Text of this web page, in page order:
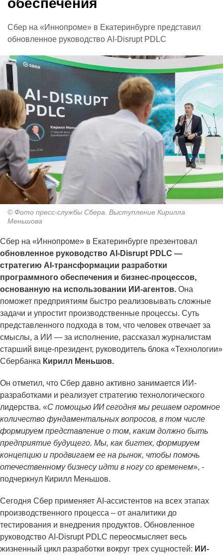
обеспечения
Сбер на «Иннопроме» в Екатеринбурге представил
обновленное руководство AI-Disrupt PDLC
© Фото пресс-службы Сбера. Выступление Кирилла
Меньшова
Сбер на «Иннопроме» в Екатеринбурге презентовал
обновленное руководство AI-Disrupt PDLC —
стратегию AI-трансформации разработки
программного обеспечения и бизнес-процессов,
основанную на использовании ИИ-агентов. Она
поможет предприятиям быстро реализовывать сложные
задачи и упростит производственные процессы. Суть
представленного подхода в том, что человек отвечает за
смыслы, а ИИ — за исполнение, рассказал журналистам
старший вице-президент, руководитель блока «Технологии»
Сбербанка Кирилл Меньшов.
Он отметил, что Сбер давно активно занимается ИИ-
разработками и реализует стратегию технологического
лидерства. «С помощью ИИ сегодня мы решаем огромное
количество фундаментальных вопросов, в том числе
формируем представление о том, каким должно быть
предприятие будущего. Мы, как бигтех, формируем
концепцию и продвигаем ее на рынок, чтобы помочь
отечественному бизнесу идти в ногу со временем», -
подчеркнул Кирилл Меньшов.
Сегодня Сбер применяет AI-ассистентов на всех этапах
производственного процесса – от аналитики до
тестирования и внедрения продуктов. Обновленное
руководство AI-Disrupt PDLC переосмысляет весь
жизненный цикл разработки вокруг трех сущностей: ИИ-